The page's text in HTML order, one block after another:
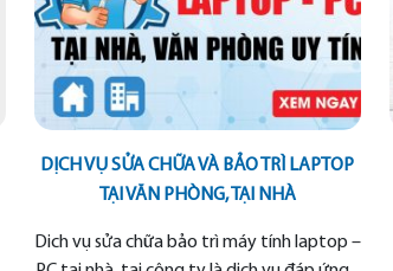
DỊCH VỤ SỬA CHỮA VÀ BẢO TRÌ LAPTOP
TẠI VĂN PHÒNG, TẠI NHÀ
Dich vụ sửa chữa bảo trì máy tính laptop –